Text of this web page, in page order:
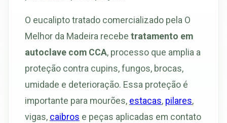
O eucalipto tratado comercializado pela O
Melhor da Madeira recebe tratamento em
autoclave com CCA, processo que amplia a
proteção contra cupins, fungos, brocas,
umidade e deterioração. Essa proteção é
importante para mourões, estacas, pilares,
vigas, caibros e peças aplicadas em contato